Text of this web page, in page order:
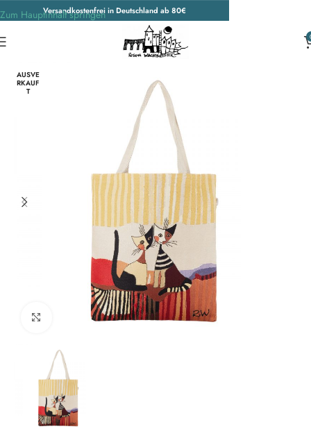
Versandkostenfrei in Deutschland ab 80€
Zum Hauptinhalt springen
Accessoires
AUSVE
RKAUF
T
Zum Vergrößern klicken